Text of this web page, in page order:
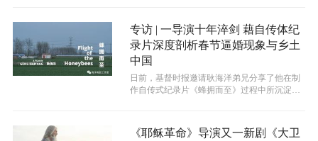
专访 | 一导演十年淬剑 藉自传体纪
录片深度剖析春节逼婚现象与乡土
中国
日前，基督时报邀请耿海洋弟兄分享了他在制
作自传式纪录片《蜂拥而至》过程中所沉淀下
《耶稣革命》导演又一新剧《大卫